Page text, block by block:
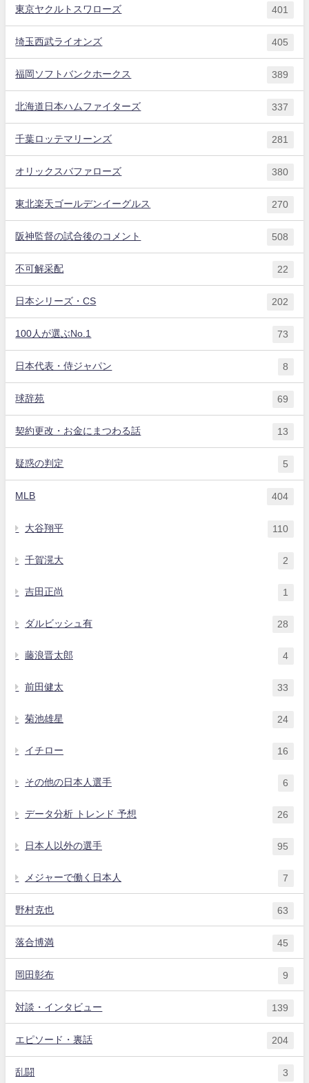
東京ヤクルトスワローズ 401
埼玉西武ライオンズ 405
福岡ソフトバンクホークス 389
北海道日本ハムファイターズ 337
千葉ロッテマリーンズ 281
オリックスバファローズ 380
東北楽天ゴールデンイーグルス 270
阪神監督の試合後のコメント 508
不可解采配 22
日本シリーズ・CS 202
100人が選ぶNo.1 73
日本代表・侍ジャパン 8
球辞苑 69
契約更改・お金にまつわる話 13
疑惑の判定 5
MLB 404
大谷翔平 110
千賀滉大 2
吉田正尚 1
ダルビッシュ有 28
藤浪晋太郎 4
前田健太 33
菊池雄星 24
イチロー 16
その他の日本人選手 6
データ分析 トレンド 予想 26
日本人以外の選手 95
メジャーで働く日本人 7
野村克也 63
落合博満 45
岡田彰布 9
対談・インタビュー 139
エピソード・裏話 204
乱闘 3